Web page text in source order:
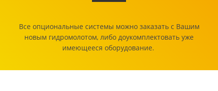
Все опциональные системы можно заказать с Вашим
новым гидромолотом, либо доукомплектовать уже
имеющееся оборудование.